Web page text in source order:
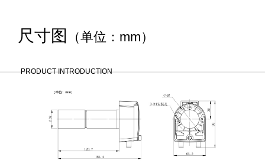
尺寸图 （单位：mm）
PRODUCT INTRODUCTION